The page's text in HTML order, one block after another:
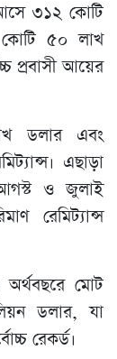
৩১২ কোটি
৫০ লাখ
প্রবাসী আয়ের
ডলার এবং
এছাড়া
আগস্ট ও জুলাই
রেমিট্যান্স
মোট
ডলার, যা
রেকর্ড।